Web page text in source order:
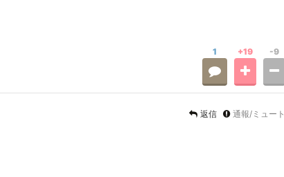
1 +19 -9
返信 通報/ミュート